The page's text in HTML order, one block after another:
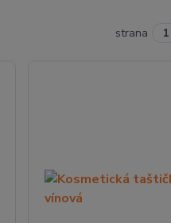
strana